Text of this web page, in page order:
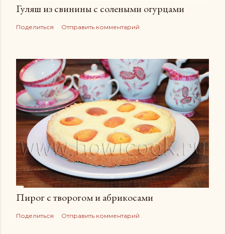
Гуляш из свинины с солеными огурцами
Поделиться Отправить комментарий
Пирог с творогом и абрикосами
Поделиться Отправить комментарий